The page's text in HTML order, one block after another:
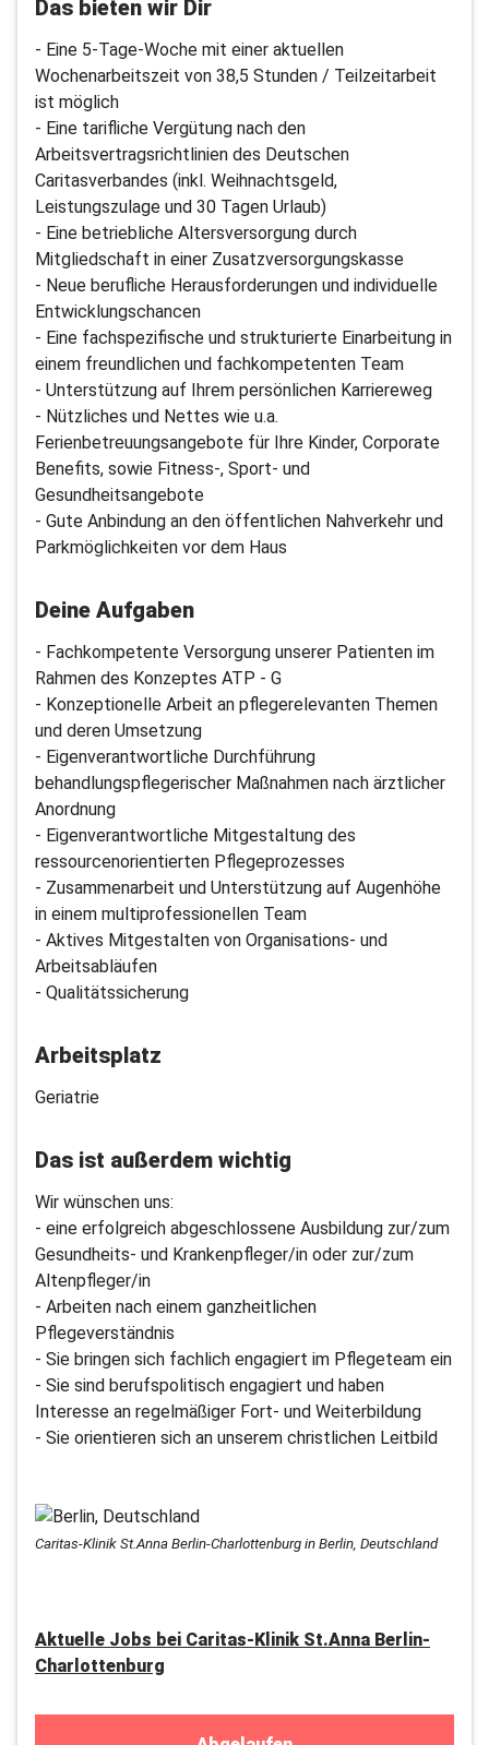
Das bieten wir Dir
- Eine 5-Tage-Woche mit einer aktuellen
Wochenarbeitszeit von 38,5 Stunden / Teilzeitarbeit
ist möglich
- Eine tarifliche Vergütung nach den
Arbeitsvertragsrichtlinien des Deutschen
Caritasverbandes (inkl. Weihnachtsgeld,
Leistungszulage und 30 Tagen Urlaub)
- Eine betriebliche Altersversorgung durch
Mitgliedschaft in einer Zusatzversorgungskasse
- Neue berufliche Herausforderungen und individuelle
Entwicklungschancen
- Eine fachspezifische und strukturierte Einarbeitung in
einem freundlichen und fachkompetenten Team
- Unterstützung auf Ihrem persönlichen Karriereweg
- Nützliches und Nettes wie u.a.
Ferienbetreuungsangebote für Ihre Kinder, Corporate
Benefits, sowie Fitness-, Sport- und
Gesundheitsangebote
- Gute Anbindung an den öffentlichen Nahverkehr und
Parkmöglichkeiten vor dem Haus
Deine Aufgaben
- Fachkompetente Versorgung unserer Patienten im
Rahmen des Konzeptes ATP - G
- Konzeptionelle Arbeit an pflegerelevanten Themen
und deren Umsetzung
- Eigenverantwortliche Durchführung
behandlungspflegerischer Maßnahmen nach ärztlicher
Anordnung
- Eigenverantwortliche Mitgestaltung des
ressourcenorientierten Pflegeprozesses
- Zusammenarbeit und Unterstützung auf Augenhöhe
in einem multiprofessionellen Team
- Aktives Mitgestalten von Organisations- und
Arbeitsabläufen
- Qualitätssicherung
Arbeitsplatz
Geriatrie
Das ist außerdem wichtig
Wir wünschen uns:
- eine erfolgreich abgeschlossene Ausbildung zur/zum
Gesundheits- und Krankenpfleger/in oder zur/zum
Altenpfleger/in
- Arbeiten nach einem ganzheitlichen
Pflegeverständnis
- Sie bringen sich fachlich engagiert im Pflegeteam ein
- Sie sind berufspolitisch engagiert und haben
Interesse an regelmäßiger Fort- und Weiterbildung
- Sie orientieren sich an unserem christlichen Leitbild
Caritas-Klinik St.Anna Berlin-Charlottenburg in Berlin, Deutschland
Aktuelle Jobs bei Caritas-Klinik St.Anna Berlin-
Charlottenburg